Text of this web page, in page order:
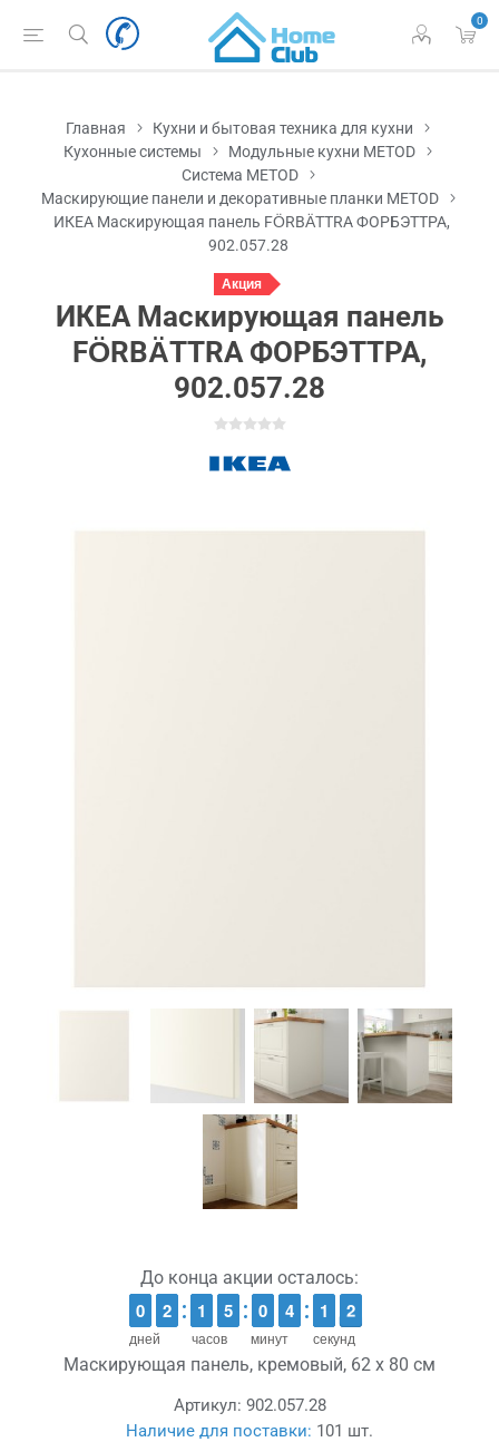
0
Главная
Кухни и бытовая техника для кухни
Кухонные системы
Модульные кухни METOD
Система METOD
Маскирующие панели и декоративные планки METOD
ИКЕА Маскирующая панель FÖRBÄTTRA ФОРБЭТТРА,
902.057.28
Акция
ИКЕА Маскирующая панель
FÖRBÄTTRA ФОРБЭТТРА,
902.057.28
До конца акции осталось:
дней
9
9
0
0 1
1
2
2
часов
1
1
1
1 4
4
5
5
минут
9
9
0
0 3
3
4
4
секунд
2
1
1 2
1
1
Маскирующая панель, кремовый, 62 x 80 см
Артикул: 902.057.28
Наличие для поставки: 101 шт.